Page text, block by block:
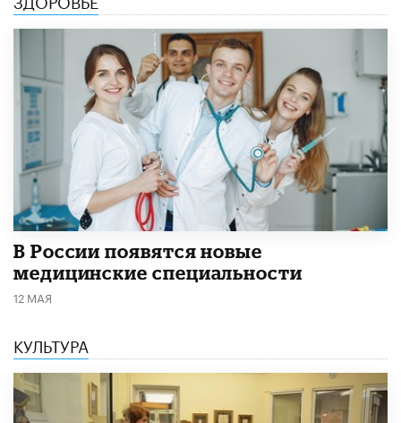
В России появятся новые
медицинские специальности
12 МАЯ
КУЛЬТУРА